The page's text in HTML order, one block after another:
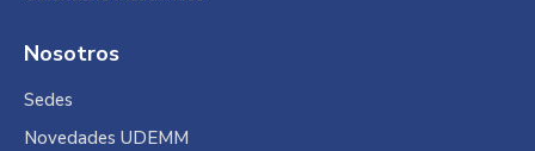
Nosotros
Sedes
Novedades UDEMM